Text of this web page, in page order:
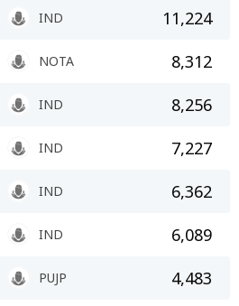
IND 11,224
NOTA 8,312
IND 8,256
IND 7,227
IND 6,362
IND 6,089
PUJP 4,483